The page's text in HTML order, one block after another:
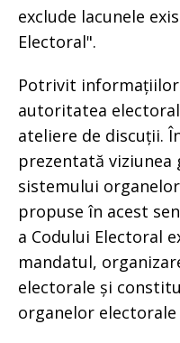
exclude lacunele
Electoral".
Potrivit
autoritatea
ateliere de discuții.
prezentată viziunea
sistemului
propuse în acest
a Codului Electoral
mandatul,
electorale și
organelor